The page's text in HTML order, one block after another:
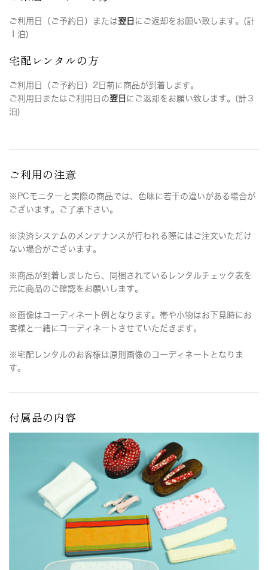
ご利用日（ご予約日）または翌日 にご返却をお願い致します。(計
１泊)
宅配レンタルの方
ご利用日（ご予約日）2日前に商品が到着します。
ご利用日またはご利用日の翌日 にご返却をお願い致します。(計３
泊)
ご利用の注意
※PCモニターと実際の商品では、色味に若干の違いがある場合が
ございます。ご了承下さい。
※決済システムのメンテナンスが行われる際にはご注文いただけ
ない場合がございます。
※商品が到着しましたら、同梱されているレンタルチェック表を
元に商品のご確認をお願いします。
※画像はコーディネート例となります。帯や小物はお下見時にお
客様と一緒にコーディネートさせていただきます。
※宅配レンタルのお客様は原則画像のコーディネートとなりま
す。
付属品の内容